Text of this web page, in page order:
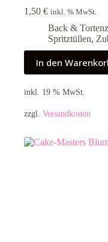
1,50 € inkl. % MwSt.
Back &
Spritztüllen,
In den
inkl. 19 % MwSt.
zzgl. Versandkosten